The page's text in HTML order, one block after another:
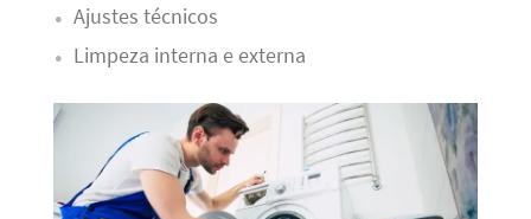
Ajustes técnicos
Limpeza interna e externa